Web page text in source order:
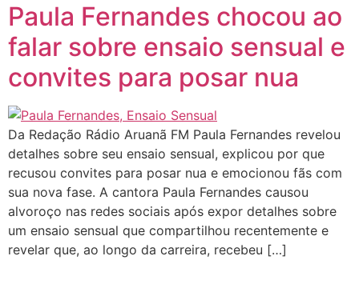
Paula Fernandes chocou ao
falar sobre ensaio sensual e
convites para posar nua
Da Redação Rádio Aruanã FM Paula Fernandes revelou
detalhes sobre seu ensaio sensual, explicou por que
recusou convites para posar nua e emocionou fãs com
sua nova fase. A cantora Paula Fernandes causou
alvoroço nas redes sociais após expor detalhes sobre
um ensaio sensual que compartilhou recentemente e
revelar que, ao longo da carreira, recebeu […]